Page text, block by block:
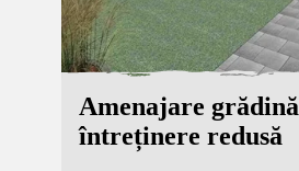
Amenajare
întreținere redusă